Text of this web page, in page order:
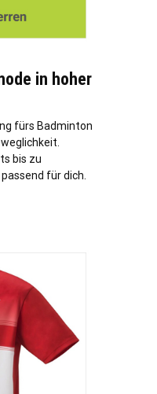
in hoher
fürs Badminton
bis zu
für dich.